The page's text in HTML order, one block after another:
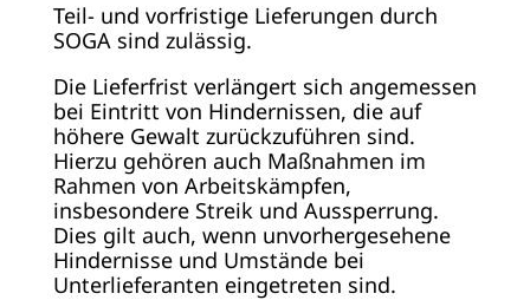
Teil- und vorfristige Lieferungen durch
SOGA sind zulässig.
Die Lieferfrist verlängert sich angemessen
bei Eintritt von Hindernissen, die auf
höhere Gewalt zurückzuführen sind.
Hierzu gehören auch Maßnahmen im
Rahmen von Arbeitskämpfen,
insbesondere Streik und Aussperrung.
Dies gilt auch, wenn unvorhergesehene
Hindernisse und Umstände bei
Unterlieferanten eingetreten sind.